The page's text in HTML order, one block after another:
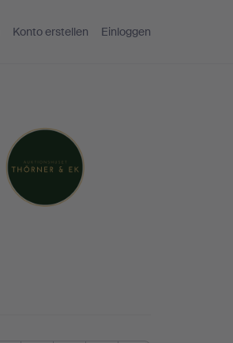
Konto erstellen Einloggen